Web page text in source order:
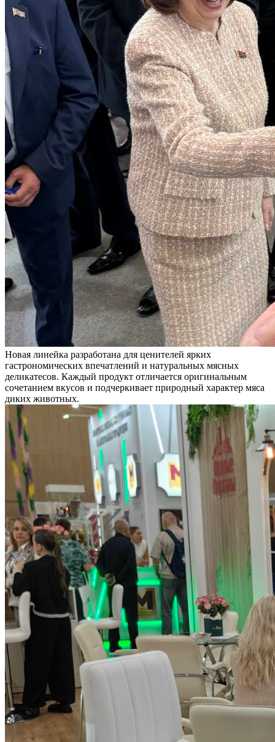
Новая линейка разработана для ценителей ярких
гастрономических впечатлений и натуральных мясных
деликатесов. Каждый продукт отличается оригинальным
сочетанием вкусов и подчеркивает природный характер мяса
диких животных.